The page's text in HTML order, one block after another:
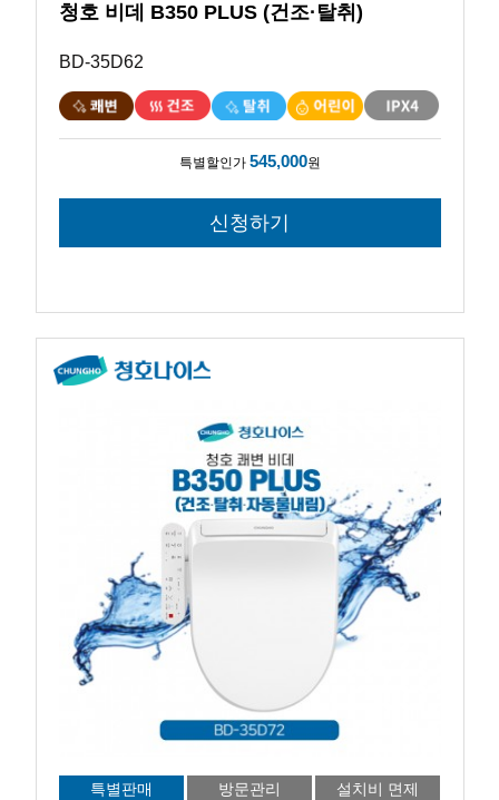
청호 비데 B350 PLUS (건조·탈취)
BD-35D62
특별할인가 545,000원
특별판매 방문관리 설치비 면제